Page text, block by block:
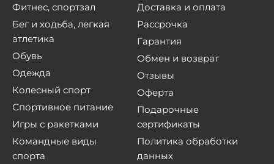
Фитнес, спортзал
Бег и ходьба, легкая
атлетика
Обувь
Одежда
Колесный спорт
Спортивное питание
Игры с ракетками
Командные виды
спорта
Доставка и оплата
Рассрочка
Гарантия
Обмен и возврат
Отзывы
Оферта
Подарочные
сертификаты
Политика обработки
данных